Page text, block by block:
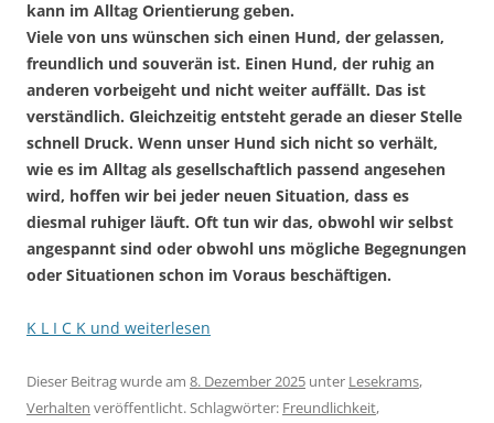
kann im Alltag Orientierung geben.
Viele von uns wünschen sich einen Hund, der gelassen,
freundlich und souverän ist. Einen Hund, der ruhig an
anderen vorbeigeht und nicht weiter auffällt. Das ist
verständlich. Gleichzeitig entsteht gerade an dieser Stelle
schnell Druck. Wenn unser Hund sich nicht so verhält,
wie es im Alltag als gesellschaftlich passend angesehen
wird, hoffen wir bei jeder neuen Situation, dass es
diesmal ruhiger läuft. Oft tun wir das, obwohl wir selbst
angespannt sind oder obwohl uns mögliche Begegnungen
oder Situationen schon im Voraus beschäftigen.
K L I C K und weiterlesen
Dieser Beitrag wurde am 8. Dezember 2025 unter Lesekrams,
Verhalten veröffentlicht. Schlagwörter: Freundlichkeit,